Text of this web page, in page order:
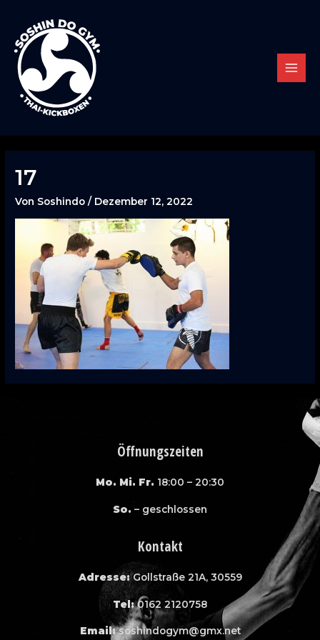
springen
MAIN
17
Von Soshindo / Dezember 12, 2022
Öffnungszeiten
Mo. Mi. Fr. 18:00 – 20:30
So. – geschlossen
Kontakt
Adresse:Gollstraße 21A, 30559
Tel:0162 2120758
Email:soshindogym@gmx.net